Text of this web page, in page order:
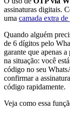
assinaturas digitais.
uma camada extra
Quando alguém
de 6 dígitos pelo
garante que apenas
na situação: você
código no seu
confirmar a
código rapidamente.
Veja como essa